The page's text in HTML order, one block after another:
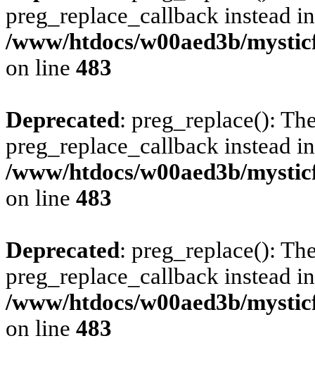
preg_replace_callback instead in
/www/htdocs/w00aed3b/
on line 483
Deprecated: preg_replace():
preg_replace_callback instead in
/www/htdocs/w00aed3b/
on line 483
Deprecated: preg_replace():
preg_replace_callback instead in
/www/htdocs/w00aed3b/
on line 483